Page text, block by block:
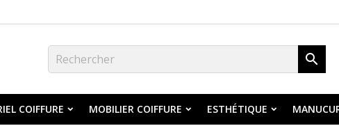

COIFFURE MOBILIER COIFFURE ESTHÉTIQUE